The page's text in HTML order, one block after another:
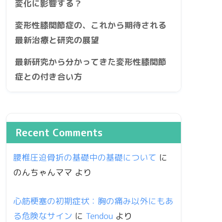
変化に影響する？
変形性膝関節症の、これから期待される
最新治療と研究の展望
最新研究から分かってきた変形性膝関節
症との付き合い方
Recent Comments
腰椎圧迫骨折の基礎中の基礎について に
のんちゃんママ より
心筋梗塞の初期症状：胸の痛み以外にもあ
る危険なサイン に Tendou より